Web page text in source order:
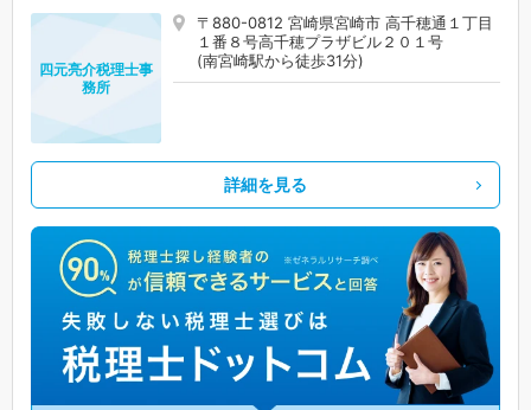
〒880-0812 宮崎県宮崎市 高千穂通１丁目
１番８号高千穂プラザビル２０１号
(南宮崎駅から徒歩31分)
四元亮介税理士事
務所
詳細を見る